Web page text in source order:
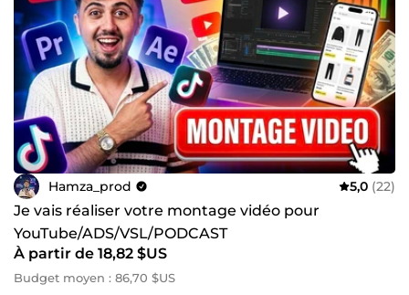
Hamza_prod 5,0 (22)
Je vais réaliser votre montage vidéo pour
YouTube/ADS/VSL/PODCAST
À partir de 18,82 $US
Budget moyen : 86,70 $US